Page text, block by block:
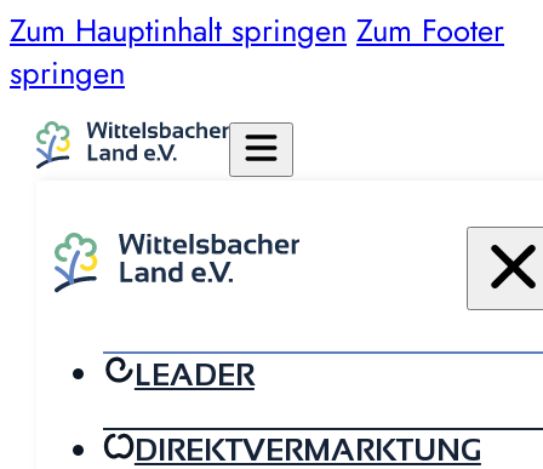
Zum Hauptinhalt springen Zum Footer
springen
LEADER
DIREKTVERMARKTUNG